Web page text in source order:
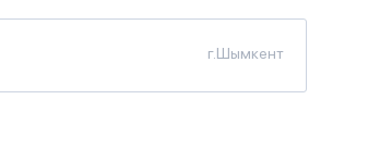
г.Шымкент